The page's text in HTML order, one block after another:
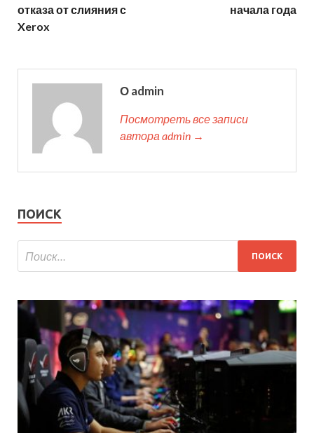
отказа от слияния с
Xerox
начала года
О admin
Посмотреть все записи
автора admin →
ПОИСК